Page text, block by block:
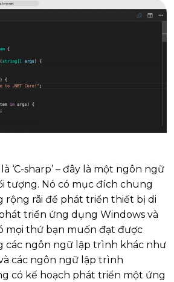
‘C-sharp’ – đây là một ngôn ngữ
tượng. Nó có mục đích chung
rộng rãi để phát triển thiết bị di
triển ứng dụng Windows và
mọi thứ bạn muốn đạt được
các ngôn ngữ lập trình khác như
các ngôn ngữ lập trình
có kế hoạch phát triển một ứng